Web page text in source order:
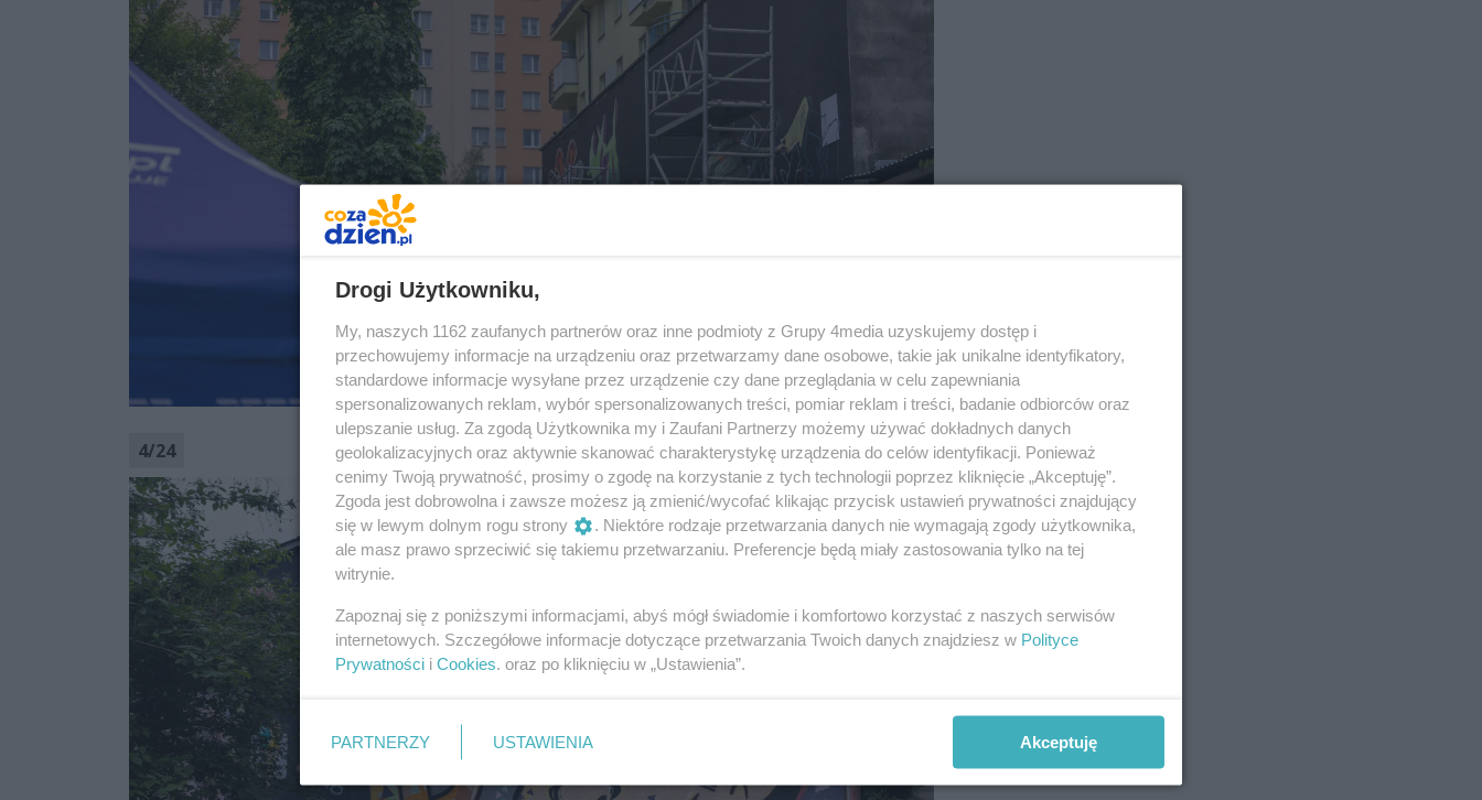
4/24
Drogi Użytkowniku,
My, naszych 1162 zaufanych partnerów oraz inne podmioty z Grupy 4media uzyskujemy dostęp i
przechowujemy informacje na urządzeniu oraz przetwarzamy dane osobowe, takie jak unikalne identyfikatory,
standardowe informacje wysyłane przez urządzenie czy dane przeglądania w celu zapewniania
spersonalizowanych reklam, wybór spersonalizowanych treści, pomiar reklam i treści, badanie odbiorców oraz
ulepszanie usług. Za zgodą Użytkownika my i Zaufani Partnerzy możemy używać dokładnych danych
geolokalizacyjnych oraz aktywnie skanować charakterystykę urządzenia do celów identyfikacji. Ponieważ
cenimy Twoją prywatność, prosimy o zgodę na korzystanie z tych technologii poprzez kliknięcie „Akceptuję”.
Zgoda jest dobrowolna i zawsze możesz ją zmienić/wycofać klikając przycisk ustawień prywatności znajdujący
się w lewym dolnym rogu strony
. Niektóre rodzaje przetwarzania danych nie wymagają zgody użytkownika,
ale masz prawo sprzeciwić się takiemu przetwarzaniu. Preferencje będą miały zastosowania tylko na tej
witrynie.
Zapoznaj się z poniższymi informacjami, abyś mógł świadomie i komfortowo korzystać z naszych serwisów
internetowych. Szczegółowe informacje dotyczące przetwarzania Twoich danych znajdziesz w Polityce
Prywatności i Cookies. oraz po kliknięciu w „Ustawienia”.
PARTNERZY USTAWIENIA Akceptuję